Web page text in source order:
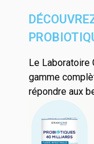
Le Laboratoire
gamme
répondre aux